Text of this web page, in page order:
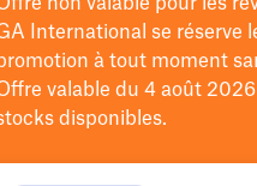
International se réserve
à tout moment
valable du 4 août
disponibles.